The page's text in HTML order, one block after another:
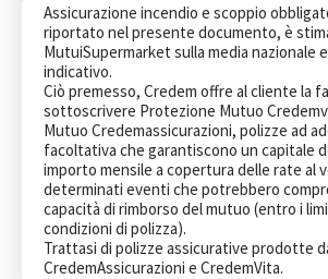
Assicurazione incendio e scoppio
riportato nel presente documento, è
MutuiSupermarket sulla media nazionale
indicativo.
Ciò premesso, Credem offre al cliente la
sottoscrivere Protezione Mutuo
Mutuo Credemassicurazioni, polizze ad
facoltativa che garantiscono un capitale
importo mensile a copertura delle rate al
determinati eventi che potrebbero
capacità di rimborso del mutuo (entro i
condizioni di polizza).
Trattasi di polizze assicurative prodotte
CredemAssicurazioni e CredemVita.